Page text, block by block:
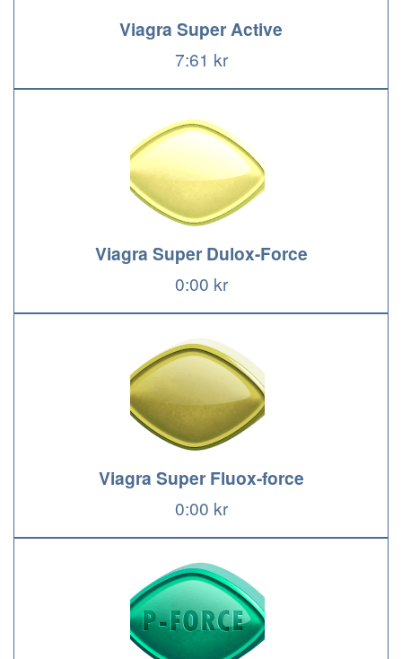
Viagra Super Active
7:61 kr
Viagra Super Dulox-Force
0:00 kr
Viagra Super Fluox-force
0:00 kr